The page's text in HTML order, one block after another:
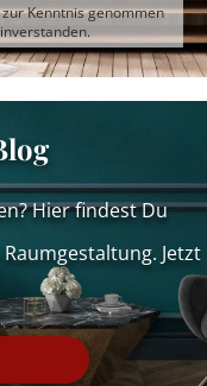
zur Kenntnis genommen
Hier findest Du
Jetzt